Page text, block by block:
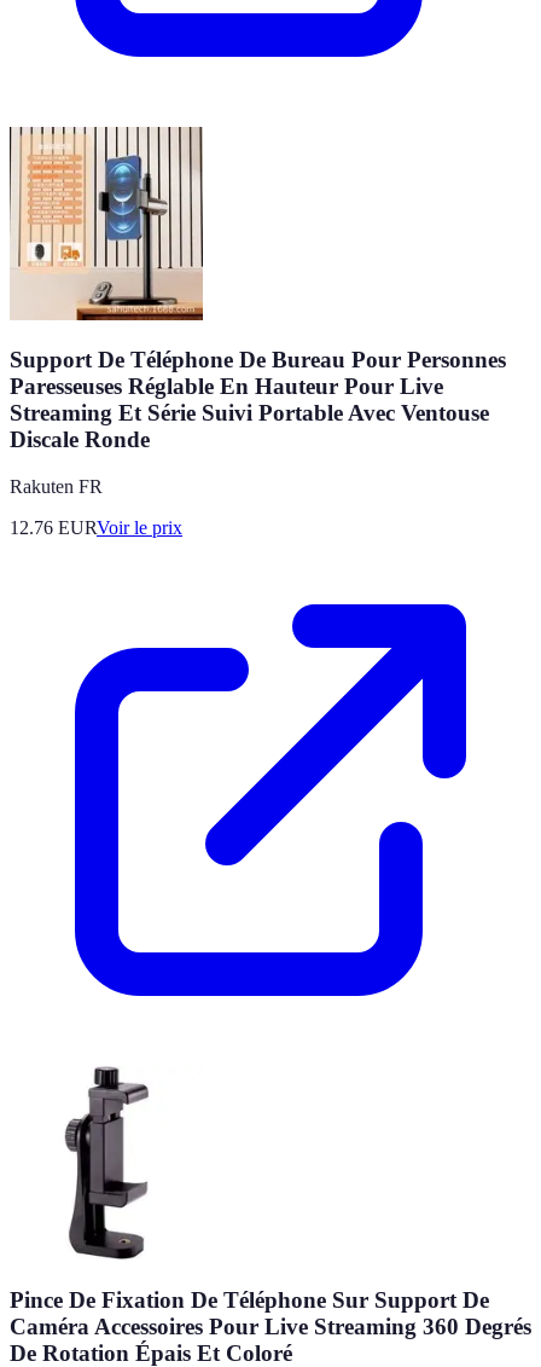
Support De Téléphone De Bureau Pour Personnes
Paresseuses Réglable En Hauteur Pour Live
Streaming Et Série Suivi Portable Avec Ventouse
Discale Ronde
Rakuten FR
12.76 EURVoir le prix
Pince De Fixation De Téléphone Sur Support De
Caméra Accessoires Pour Live Streaming 360 Degrés
De Rotation Épais Et Coloré